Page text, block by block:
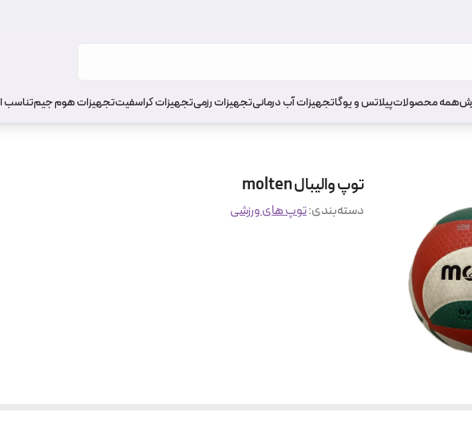
همه محصولاتپیلاتس و یوگاتجهیزات آب درمانیتجهیزات رزمیتجهیزات کراسفیتتجهیزات هوم جیمتناسب
توپ والیبال molten
دسته‌بندی:توپ های ورزشی